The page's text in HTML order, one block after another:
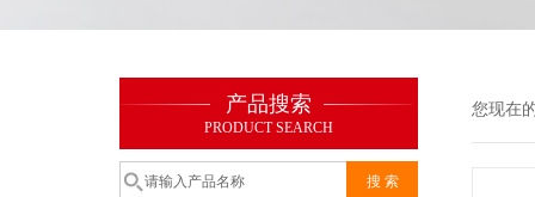
产品搜索
PRODUCT SEARCH
您现在